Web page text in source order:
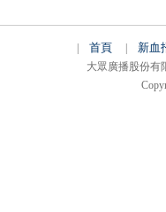
首頁 新血
大眾廣播股份有